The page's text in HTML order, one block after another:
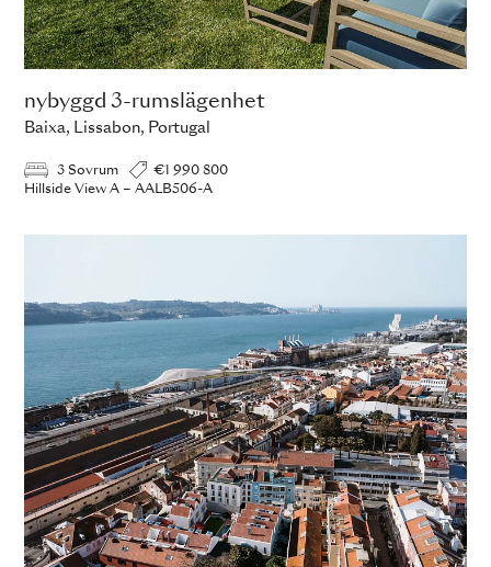
nybyggd 3-rumslägenhet
Baixa, Lissabon, Portugal
3 Sovrum
€1 990 800
Hillside View A – AALB506-A